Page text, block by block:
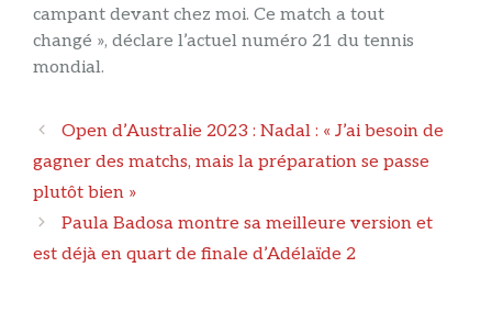
campant devant chez moi. Ce match a tout
changé », déclare l’actuel numéro 21 du tennis
mondial.
Navigation
des
Open d’Australie 2023 : Nadal : « J’ai besoin de
gagner des matchs, mais la préparation se passe
plutôt bien »
Paula Badosa montre sa meilleure version et
est déjà en quart de finale d’Adélaïde 2